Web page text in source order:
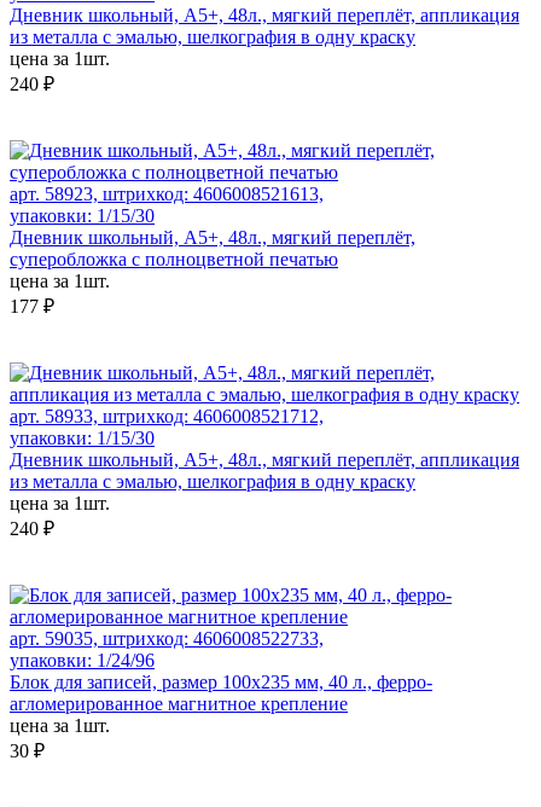
Дневник школьный, А5+, 48л., мягкий переплёт, аппликация
из металла с эмалью, шелкография в одну краску
цена за 1шт.
240 ₽
арт. 58923, штрихкод: 4606008521613,
упаковки: 1/15/30
Дневник школьный, А5+, 48л., мягкий переплёт,
суперобложка с полноцветной печатью
цена за 1шт.
177 ₽
арт. 58933, штрихкод: 4606008521712,
упаковки: 1/15/30
Дневник школьный, А5+, 48л., мягкий переплёт, аппликация
из металла с эмалью, шелкография в одну краску
цена за 1шт.
240 ₽
арт. 59035, штрихкод: 4606008522733,
упаковки: 1/24/96
Блок для записей, размер 100x235 мм, 40 л., ферро-
агломерированное магнитное крепление
цена за 1шт.
30 ₽